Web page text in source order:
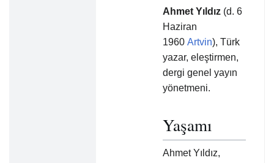
Ahmet Yıldız (d. 6
Haziran
1960 Artvin), Türk
yazar, eleştirmen,
dergi genel yayın
yönetmeni.
Yaşamı
Ahmet Yıldız,